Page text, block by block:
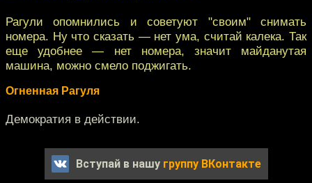
Рагули опомнились и советуют "своим" снимать
номера. Ну что сказать — нет ума, считай калека. Так
еще удобнее — нет номера, значит майданутая
машина, можно смело поджигать.
Огненная Рагуля
Демократия в действии.
Вступай в нашу группу ВКонтакте